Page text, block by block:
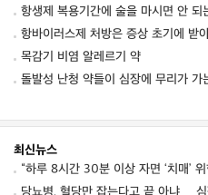
항생제 복용기간에 술을 마시면 안 되
항바이러스제 처방은 증상 초기에 받
목감기 비염 알레르기 약
돌발성 난청 약들이 심장에 무리가 가
최신뉴스
당뇨병, 혈당만 잡는다고 끝 아냐…